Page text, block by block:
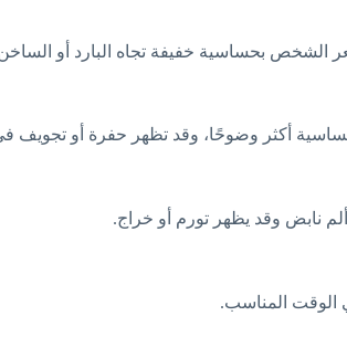
الشخص بحساسية خفيفة تجاه البارد أو
أكثر وضوحًا، وقد تظهر حفرة أو تجويف
نابض وقد يظهر تورم أو خراج.
الوقت المناسب.